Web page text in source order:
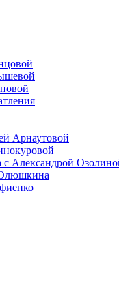
Арнаутовой
с Александрой